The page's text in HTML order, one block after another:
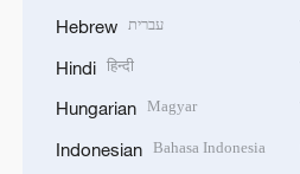
Hebrew עברית
Hindi हिन्दी
Hungarian Magyar
Indonesian Bahasa Indonesia